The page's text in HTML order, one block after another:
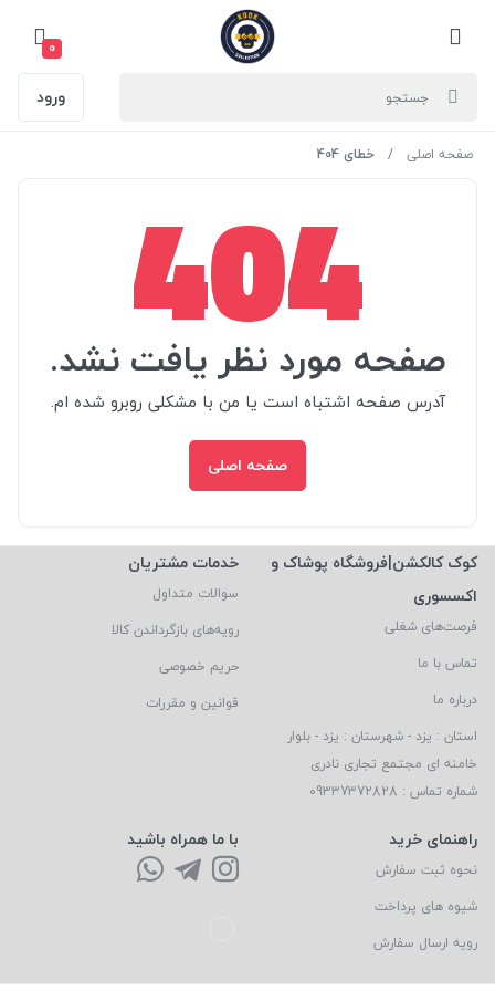
0
ورود
صفحه اصلی خطای 404
404
صفحه مورد نظر یافت نشد.
آدرس صفحه اشتباه است یا من با مشکلی روبرو شده ام.
صفحه اصلی
کوک کالکشن|فروشگاه پوشاک و
اکسسوری
فرصت‌های شغلی
تماس با ما
درباره ما
استان : یزد - شهرستان : یزد - بلوار
خامنه ای مجتمع تجاری نادری
شماره تماس : 09337372828
خدمات مشتریان
سوالات متداول
رویه‌های بازگرداندن کالا
حریم خصوصی
قوانین و مقررات
راهنمای خرید
نحوه ثبت سفارش
شیوه های پرداخت
رویه ارسال سفارش
با ما همراه باشید